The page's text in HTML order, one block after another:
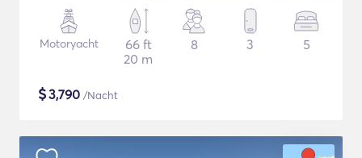
Motoryacht
66 ft
20 m
8 3 5
$3,790 /Nacht